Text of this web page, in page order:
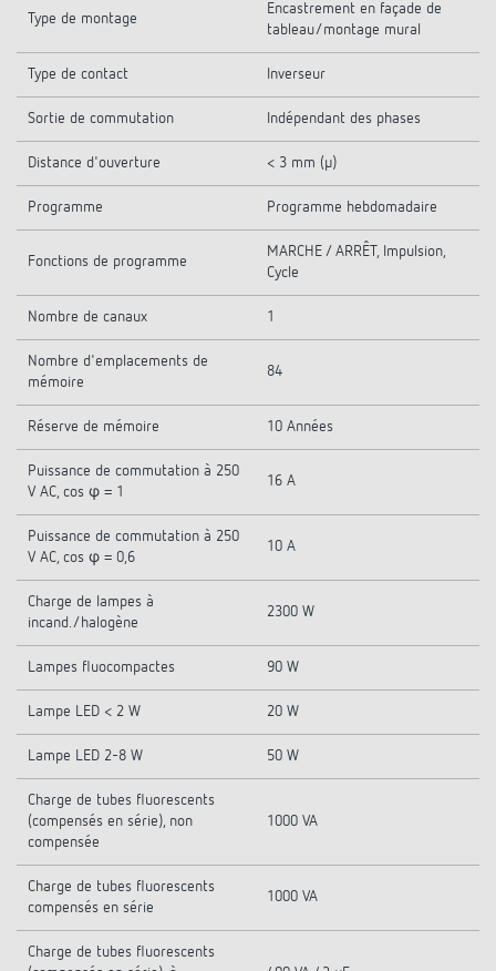
Type de montage
Encastrement en façade de
tableau/montage mural
Type de contact Inverseur
Sortie de commutation Indépendant des phases
Distance d'ouverture < 3 mm (µ)
Programme Programme hebdomadaire
Fonctions de programme
MARCHE / ARRÊT, Impulsion,
Cycle
Nombre de canaux 1
Nombre d'emplacements de
mémoire
84
Réserve de mémoire 10 Années
Puissance de commutation à 250
V AC, cos φ = 1
16 A
Puissance de commutation à 250
V AC, cos φ = 0,6
10 A
Charge de lampes à
incand./halogène
2300 W
Lampes fluocompactes 90 W
Lampe LED < 2 W 20 W
Lampe LED 2-8 W 50 W
Charge de tubes fluorescents
(compensés en série), non
compensée
1000 VA
Charge de tubes fluorescents
compensés en série
1000 VA
Charge de tubes fluorescents